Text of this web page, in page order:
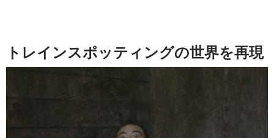
トレインスポッティングの世界を再現